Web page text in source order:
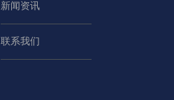
新闻资讯
联系我们